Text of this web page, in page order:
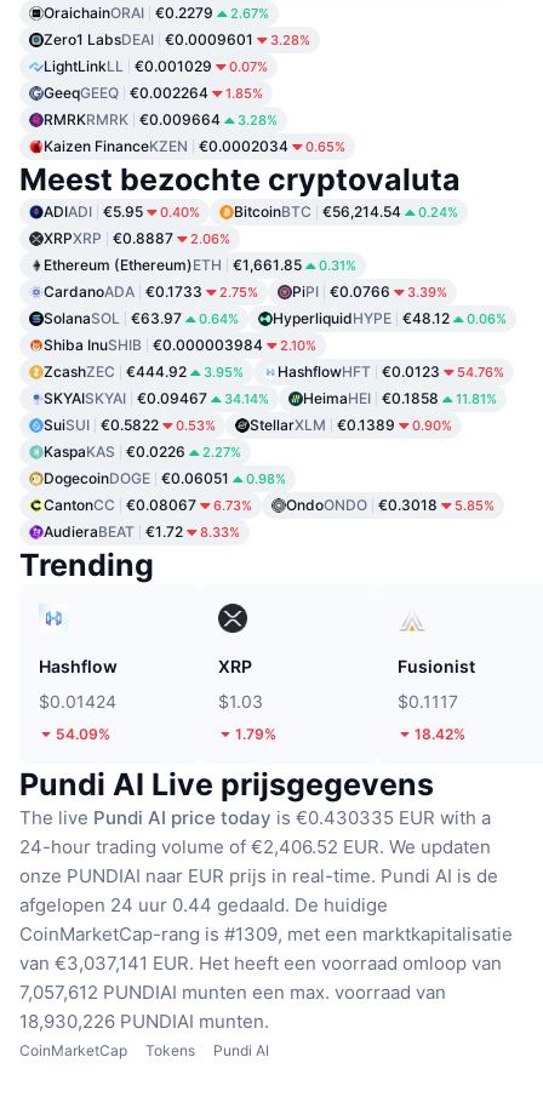
OraichainORAI €0.2279 2.67%
Zero1 LabsDEAI €0.0009601 3.28%
LightLinkLL €0.001029 0.07%
GeeqGEEQ €0.002264 1.85%
RMRKRMRK €0.009664 3.28%
Kaizen FinanceKZEN €0.0002034 0.65%
Meest bezochte cryptovaluta
ADIADI €5.95 0.40% BitcoinBTC €56,214.54 0.24%
XRPXRP €0.8887 2.06%
Ethereum (Ethereum)ETH €1,661.85 0.31%
CardanoADA €0.1733 2.75% PiPI €0.0766 3.39%
SolanaSOL €63.97 0.64% HyperliquidHYPE €48.12 0.06%
Shiba InuSHIB €0.000003984 2.10%
ZcashZEC €444.92 3.95% HashflowHFT €0.0123 54.76%
SKYAISKYAI €0.09467 34.14% HeimaHEI €0.1858 11.81%
SuiSUI €0.5822 0.53% StellarXLM €0.1389 0.90%
KaspaKAS €0.0226 2.27%
DogecoinDOGE €0.06051 0.98%
CantonCC €0.08067 6.73% OndoONDO €0.3018 5.85%
AudieraBEAT €1.72 8.33%
Trending
Hashflow
$0.01424
54.09%
XRP
$1.03
1.79%
Fusionist
$0.1117
18.42%
Pundi AI Live prijsgegevens
The live Pundi AI price today is €0.430335 EUR with a
24-hour trading volume of €2,406.52 EUR. We updaten
onze PUNDIAI naar EUR prijs in real-time. Pundi AI is de
afgelopen 24 uur 0.44 gedaald. De huidige
CoinMarketCap-rang is #1309, met een marktkapitalisatie
van €3,037,141 EUR. Het heeft een voorraad omloop van
7,057,612 PUNDIAI munten een max. voorraad van
18,930,226 PUNDIAI munten.
CoinMarketCap Tokens Pundi AI